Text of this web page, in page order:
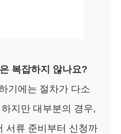
복잡하지 않나요?
기에는 절차가 다소
지만 대부분의 경우,
서류 준비부터 신청까